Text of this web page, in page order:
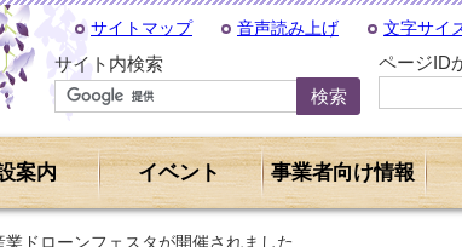
サイトマップ 音声読み上げ 文字サイ
サイト内検索 ページID
案内 イベント 事業者向け情報
業ドローンフェスタが開催されました